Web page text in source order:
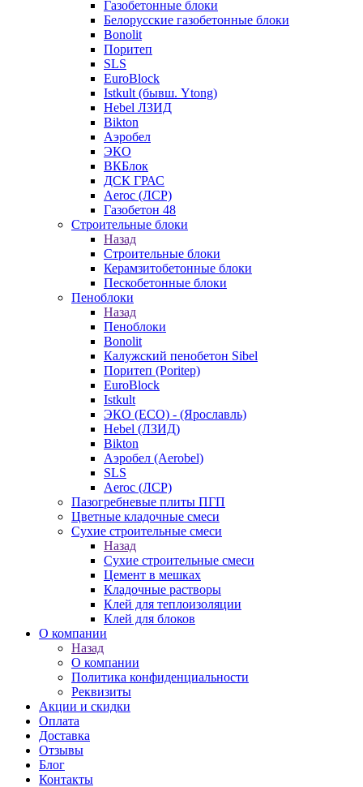
Газобетонные блоки
Белорусские газобетонные блоки
Bonolit
Поритеп
SLS
EuroBlock
Istkult (бывш. Ytong)
Hebel ЛЗИД
Bikton
Аэробел
ЭКО
ВКБлок
ДСК ГРАС
Aeroc (ЛСР)
Газобетон 48
Строительные блоки
Назад
Строительные блоки
Керамзитобетонные блоки
Пескобетонные блоки
Пеноблоки
Назад
Пеноблоки
Bonolit
Калужский пенобетон Sibel
Поритеп (Poritep)
EuroBlock
Istkult
ЭКО (ECO) - (Ярославль)
Hebel (ЛЗИД)
Bikton
Аэробел (Aerobel)
SLS
Aeroc (ЛСР)
Пазогребневые плиты ПГП
Цветные кладочные смеси
Сухие строительные смеси
Назад
Сухие строительные смеси
Цемент в мешках
Кладочные растворы
Клей для теплоизоляции
Клей для блоков
О компании
Назад
О компании
Политика конфиденциальности
Реквизиты
Акции и скидки
Оплата
Доставка
Отзывы
Блог
Контакты